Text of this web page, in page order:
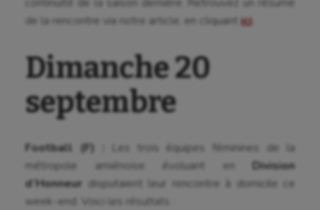
Aéronautique
Athlétisme
Auto
de la rencontre via notre article, en cliquant ici
Dimanche 20
septembre
Football (F) :
Les trois équipes féminines de la
métropole amiénoise évoluant en Division
d’Honneur disputaient leur rencontre à domicile ce
week-end. Voici les résultats :